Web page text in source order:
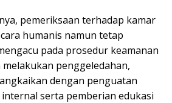
pemeriksaan terhadap kamar
humanis namun tetap
pada prosedur keamanan
penggeledahan,
dengan penguatan
serta pemberian edukasi